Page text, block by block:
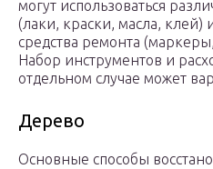
могут использоваться
(лаки, краски, масла,
средства ремонта
Набор инструментов и
отдельном случае может
Дерево
Основные способы